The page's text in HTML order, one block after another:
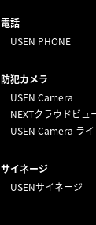
電話
USEN PHONE
防犯カメラ
USEN Camera
NEXTクラウドビュ
USEN Camera ライ
サイネージ
USENサイネージ